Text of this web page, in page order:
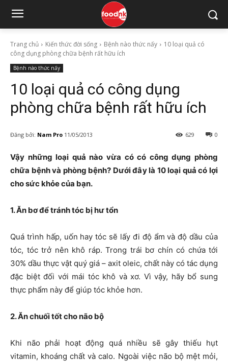
Trang chủ Kiến thức đời sống Bệnh nào thức nấy
10 loại quả có
công dụng phòng chữa bệnh rất hữu ích
Bệnh nào thức nấy
10 loại quả có công dụng
phòng chữa bệnh rất hữu ích
Đăng bởi: Nam Pro 11/05/2013 0
629
Vậy những loại quả nào vừa có có công dụng phòng
chữa bệnh và phòng bệnh? Dưới đây là 10 loại quả có lợi
cho sức khỏe của bạn.
1. Ăn bơ để tránh tóc bị hư tổn
Quá trình hấp, uốn hay tóc sẽ lấy đi độ ẩm và độ dầu của
tóc, tóc trở nên khô ráp. Trong trái bơ chín có chứa tới
30% dầu thực vật quý giá – axit oleic, chất này có tác dụng
đặc biệt đối với mái tóc khô và xơ. Vì vậy, hãy bổ sung
thực phẩm này để giúp tóc khỏe hơn.
2. Ăn chuối tốt cho não bộ
Khi não phải hoạt động quá nhiều sẽ gây thiếu hụt
vitamin, khoáng chất và calo. Ngoài việc não bộ mệt mỏi,